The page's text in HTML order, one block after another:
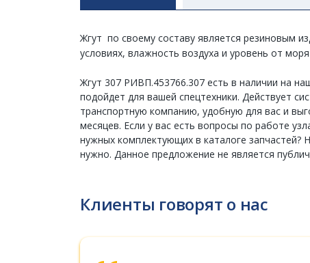
Жгут по своему составу является резиновым
условиях, влажность воздуха и уровень от
Жгут 307 РИВП.453766.307 есть в наличии на
подойдет для вашей спецтехники. Действует
транспортную компанию, удобную для вас и
месяцев. Если у вас есть вопросы по работе
нужных комплектующих в каталоге
нужно. Данное предложение не является
Клиенты говорят о нас